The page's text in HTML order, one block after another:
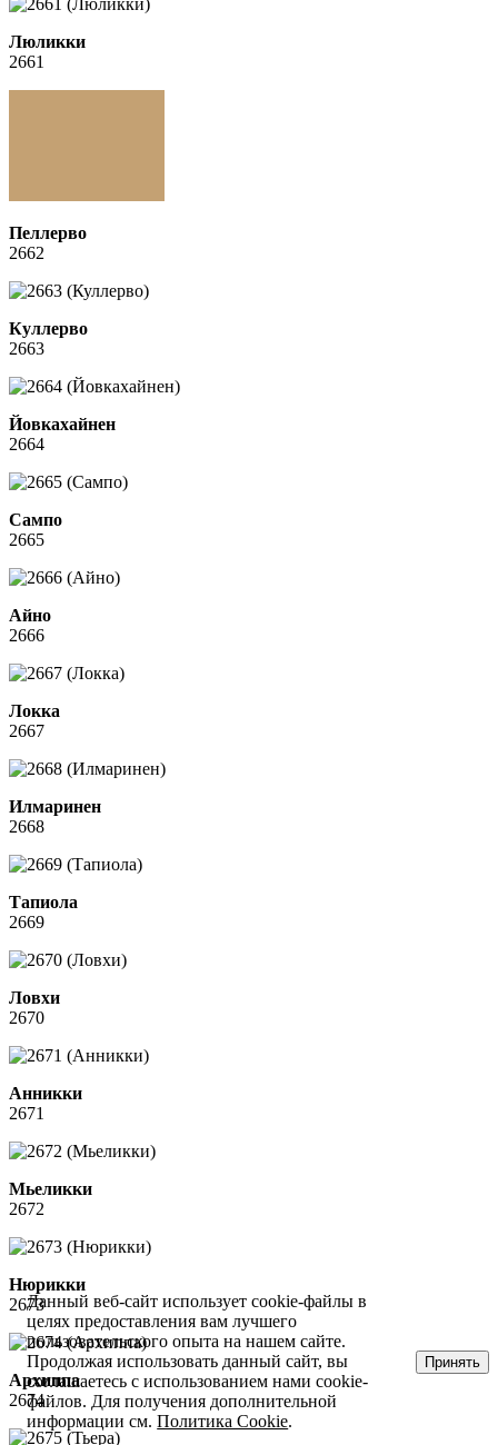
Люликки
2661
Пеллерво
2662
Куллерво
2663
Йовкахайнен
2664
Сампо
2665
Айно
2666
Локка
2667
Илмаринен
2668
Тапиола
2669
Ловхи
2670
Анникки
2671
Мьеликки
2672
Нюрикки
2673
Архиппа
2674
Данный веб-сайт использует cookie-файлы в
целях предоставления вам лучшего
пользовательского опыта на нашем сайте.
Продолжая использовать данный сайт, вы
соглашаетесь с использованием нами cookie-
файлов. Для получения дополнительной
информации см.Политика Cookie.
Принять